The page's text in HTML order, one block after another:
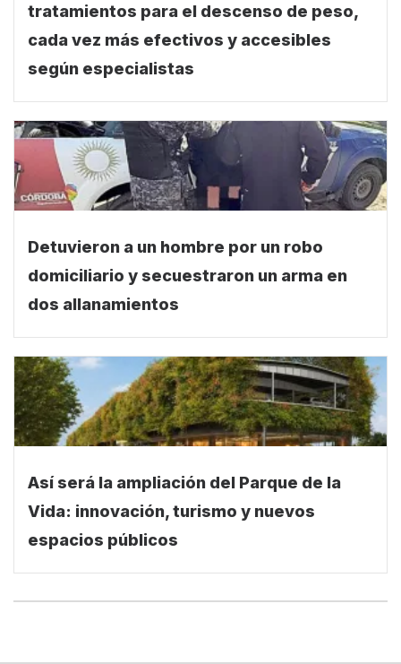
tratamientos para el descenso de peso,
cada vez más efectivos y accesibles
según especialistas
Detuvieron a un hombre por un robo
domiciliario y secuestraron un arma en
dos allanamientos
Así será la ampliación del Parque de la
Vida: innovación, turismo y nuevos
espacios públicos